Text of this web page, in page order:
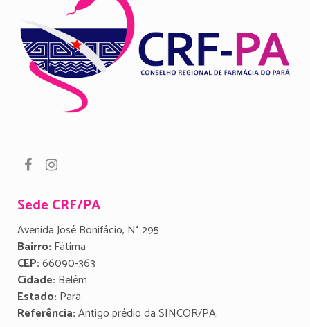
Sede CRF/PA
Avenida José Bonifácio, N° 295
Bairro: Fátima
CEP:66090-363
Cidade: Belém
Estado: Para
Referência:Antigo prédio da SINCOR/PA.